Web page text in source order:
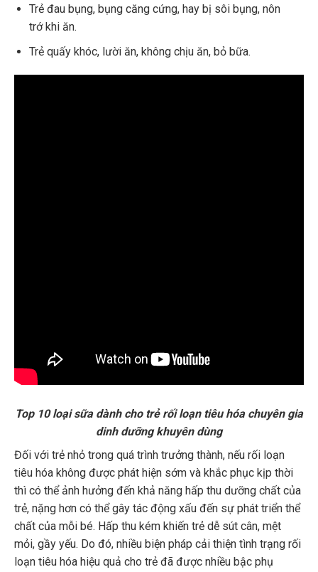
Trẻ đau bụng, bụng căng cứng, hay bị sôi bụng, nôn
trớ khi ăn.
Trẻ quấy khóc, lười ăn, không chịu ăn, bỏ bữa.
Top 10 loại sữa dành cho trẻ rối loạn tiêu hóa chuyên gia
dinh dưỡng khuyên dùng
Đối với trẻ nhỏ trong quá trình trưởng thành, nếu rối loạn
tiêu hóa không được phát hiện sớm và khắc phục kịp thời
thì có thể ảnh hưởng đến khả năng hấp thu dưỡng chất của
trẻ, nặng hơn có thể gây tác động xấu đến sự phát triển thể
chất của mỗi bé. Hấp thu kém khiến trẻ dễ sút cân, mệt
mỏi, gầy yếu. Do đó, nhiều biện pháp cải thiện tình trạng rối
loạn tiêu hóa hiệu quả cho trẻ đã được nhiều bậc phụ